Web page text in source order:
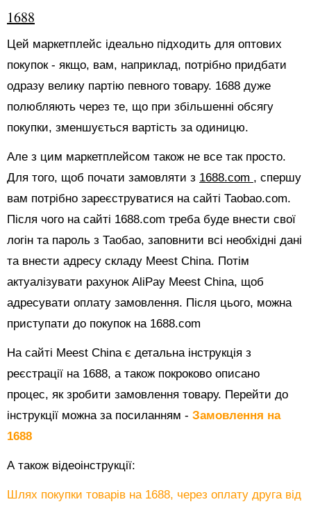
1688
Цей маркетплейс ідеально підходить для оптових
покупок - якщо, вам, наприклад, потрібно придбати
одразу велику партію певного товару. 1688 дуже
полюбляють через те, що при збільшенні обсягу
покупки, зменшується вартість за одиницю.
Але з цим маркетплейсом також не все так просто.
Для того, щоб почати замовляти з 1688.com , спершу
вам потрібно зареєструватися на сайті Таоbао.com.
Після чого на сайті 1688.com треба буде внести свої
логін та пароль з Таобао, заповнити всі необхідні дані
та внести адресу складу Meest China. Потім
актуалізувати рахунок AliPay Meest China, щоб
адресувати оплату замовлення. Після цього, можна
приступати до покупок на 1688.com
На сайті Meest China є детальна інструкція з
реєстрації на 1688, а також покроково описано
процес, як зробити замовлення товару. Перейти до
інструкції можна за посиланням - Замовлення на
1688
А також відеоінструкції:
Шлях покупки товарів на 1688, через оплату друга від